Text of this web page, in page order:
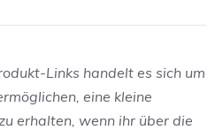
Links handelt es sich um
eine kleine
erhalten, wenn ihr über die